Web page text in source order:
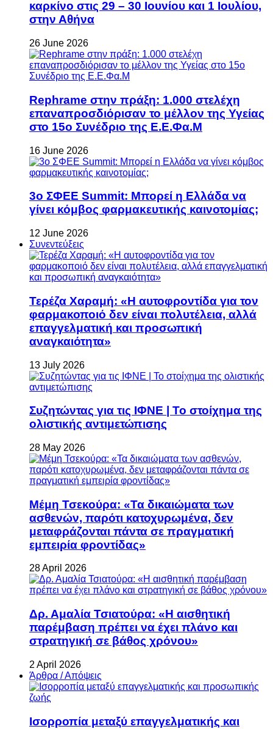
καρκίνο στις 29 – 30 Ιουνίου και 1 Ιουλίου,
στην Αθήνα
26 June 2026
Rephrame στην πράξη: 1.000 στελέχη
επαναπροσδιόρισαν το μέλλον της Υγείας
στο 15ο Συνέδριο της Ε.Ε.Φα.Μ
16 June 2026
3ο ΣΦΕΕ Summit: Μπορεί η Ελλάδα να
γίνει κόμβος φαρμακευτικής καινοτομίας;
12 June 2026
Συνεντεύξεις
Τερέζα Χαραμή: «Η αυτοφροντίδα για τον
φαρμακοποιό δεν είναι πολυτέλεια, αλλά
επαγγελματική και προσωπική
αναγκαιότητα»
13 July 2026
Συζητώντας για τις ΙΦΝΕ | Το στοίχημα της
ολιστικής αντιμετώπισης
28 May 2026
Μέμη Τσεκούρα: «Τα δικαιώματα των
ασθενών, παρότι κατοχυρωμένα, δεν
μεταφράζονται πάντα σε πραγματική
εμπειρία φροντίδας»
28 April 2026
Δρ. Αμαλία Τσιατούρα: «Η αισθητική
παρέμβαση πρέπει να έχει πλάνο και
στρατηγική σε βάθος χρόνου»
2 April 2026
Άρθρα / Απόψεις
Ισορροπία μεταξύ επαγγελματικής και